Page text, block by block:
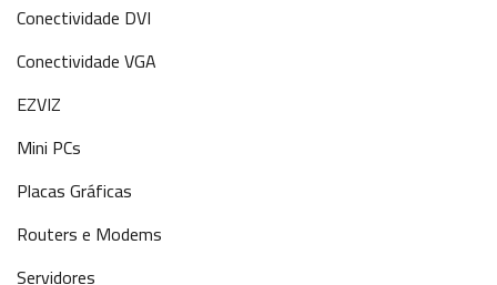
Conectividade DVI
Conectividade VGA
EZVIZ
Mini PCs
Placas Gráficas
Routers e Modems
Servidores